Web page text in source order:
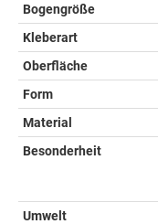
Bogengröße
Kleberart
Oberfläche
Form
Material
Besonderheit
Umwelt